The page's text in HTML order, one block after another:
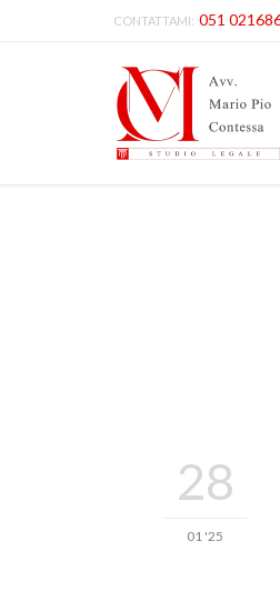
CONTATTAMI: 051
28
01 '25